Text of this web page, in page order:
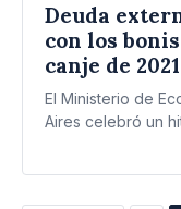
Deuda
con los
canje de 2021
El Ministerio de
Aires celebró un